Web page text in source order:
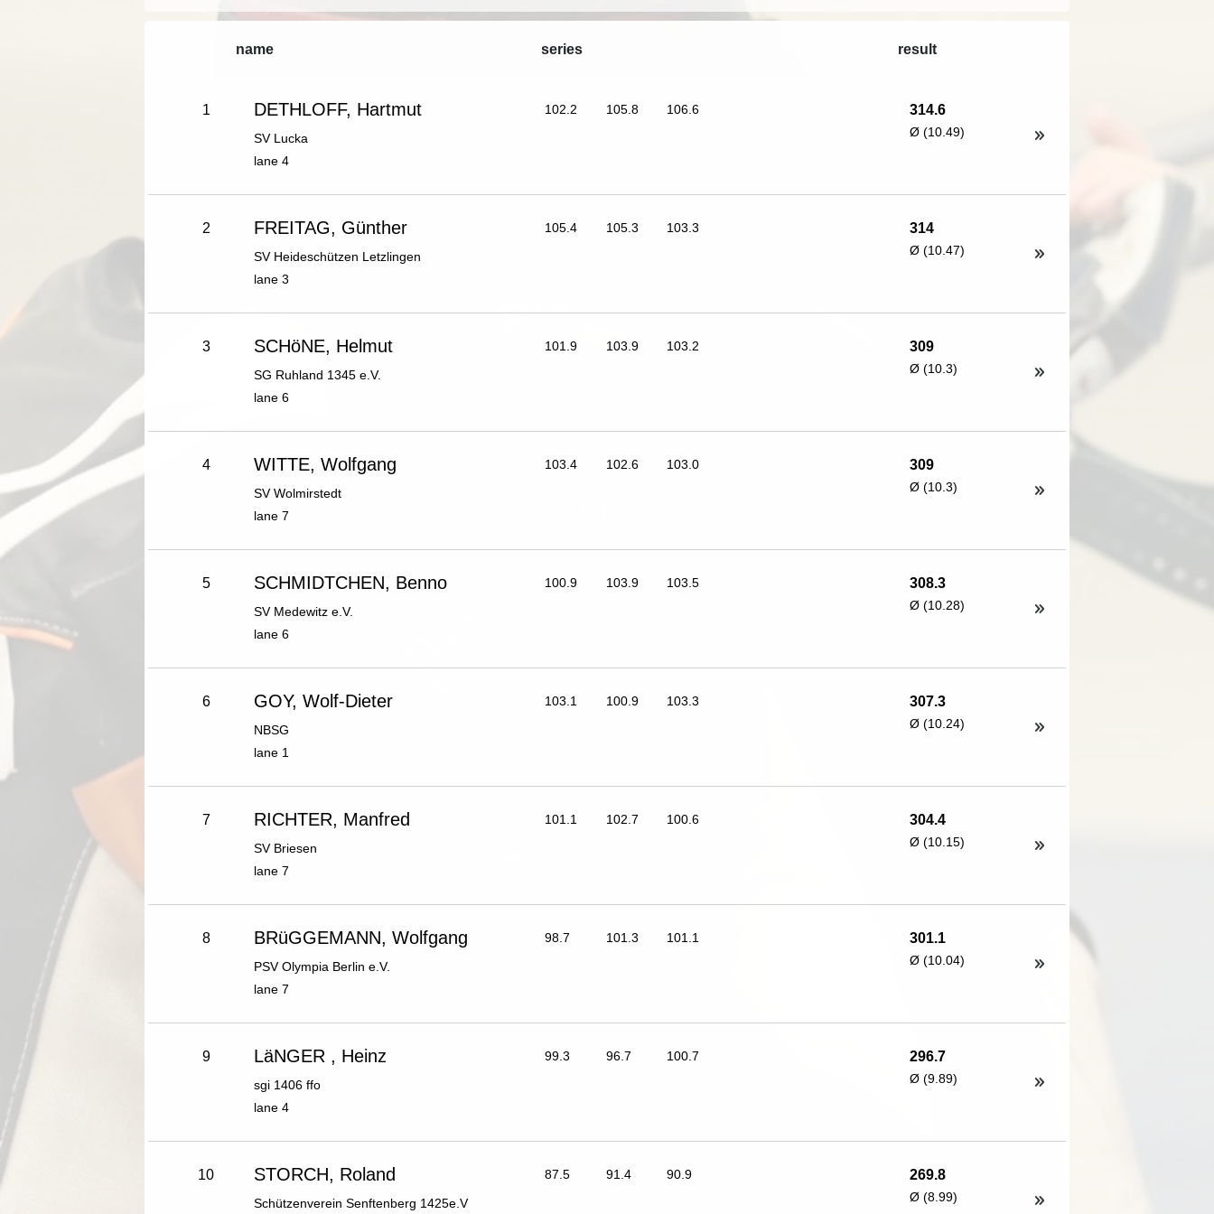
name series result
1 DETHLOFF, Hartmut
SV Lucka
lane 4
102.2 105.8 106.6 314.6
Ø (10.49)
2 FREITAG, Günther
SV Heideschützen Letzlingen
lane 3
105.4 105.3 103.3 314
Ø (10.47)
3 SCHöNE, Helmut
SG Ruhland 1345 e.V.
lane 6
101.9 103.9 103.2 309
Ø (10.3)
4 WITTE, Wolfgang
SV Wolmirstedt
lane 7
103.4 102.6 103.0 309
Ø (10.3)
5 SCHMIDTCHEN, Benno
SV Medewitz e.V.
lane 6
100.9 103.9 103.5 308.3
Ø (10.28)
6 GOY, Wolf-Dieter
NBSG
lane 1
103.1 100.9 103.3 307.3
Ø (10.24)
7 RICHTER, Manfred
SV Briesen
lane 7
101.1 102.7 100.6 304.4
Ø (10.15)
8 BRüGGEMANN, Wolfgang
PSV Olympia Berlin e.V.
lane 7
98.7 101.3 101.1 301.1
Ø (10.04)
9 LäNGER , Heinz
sgi 1406 ffo
lane 4
99.3 96.7 100.7 296.7
Ø (9.89)
10 STORCH, Roland
Schützenverein Senftenberg 1425e.V
87.5 91.4 90.9 269.8
Ø (8.99)